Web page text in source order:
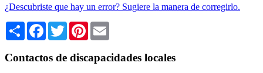
¿Descubriste que hay un error? Sugiere la manera de corregirlo.
Share Facebook
TwitterPinterest
Contactos de discapacidades locales